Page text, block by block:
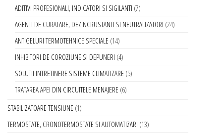
ADITIVI PROFESIONALI, INDICATORI SI SIGILANTI 7
AGENTI DE CURATARE, DEZINCRUSTANTI SI NEUTRALIZATORI 24
ANTIGELURI TERMOTEHNICE SPECIALE 14
INHIBITORI DE COROZIUNE SI DEPUNERI 4
SOLUTII INTRETINERE SISTEME CLIMATIZARE 5
TRATAREA APEI DIN CIRCUITELE MENAJERE 6
STABILIZATOARE TENSIUNE 1
TERMOSTATE, CRONOTERMOSTATE SI AUTOMATIZARI 13